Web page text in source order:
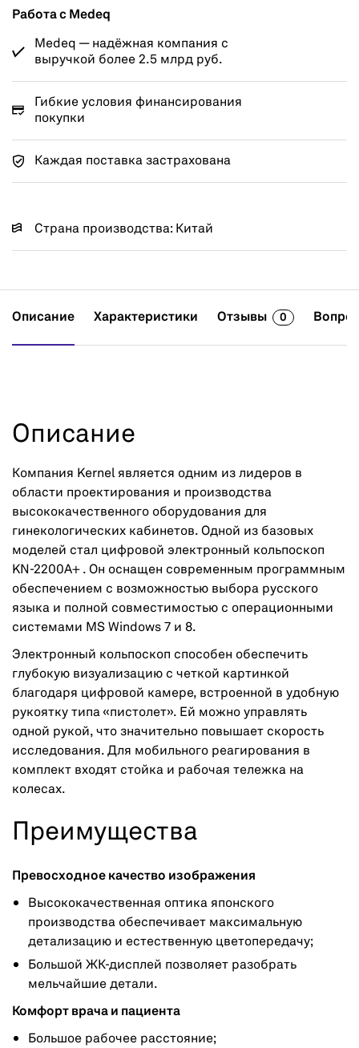
Работа с Medeq
Medeq — надёжная компания с
выручкой более 2.5 млрд руб.
Гибкие условия финансирования
покупки
Каждая поставка застрахована
Страна производства: Китай
Описание Характеристики Отзывы 0
Описание
Компания Kernel является одним из лидеров в
области проектирования и производства
высококачественного оборудования для
гинекологических кабинетов. Одной из базовых
моделей стал цифровой электронный кольпоскоп
KN-2200A+ . Он оснащен современным программным
обеспечением с возможностью выбора русского
языка и полной совместимостью с операционными
системами MS Windows 7 и 8.
Электронный кольпоскоп способен обеспечить
глубокую визуализацию с четкой картинкой
благодаря цифровой камере, встроенной в удобную
рукоятку типа «пистолет». Ей можно управлять
одной рукой, что значительно повышает скорость
исследования. Для мобильного реагирования в
комплект входят стойка и рабочая тележка на
колесах.
Преимущества
Превосходное качество изображения
Высококачественная оптика японского
производства обеспечивает максимальную
детализацию и естественную цветопередачу;
Большой ЖК-дисплей позволяет разобрать
мельчайшие детали.
Комфорт врача и пациента
Большое рабочее расстояние;